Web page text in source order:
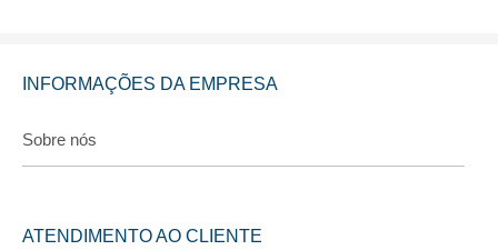
INFORMAÇÕES DA EMPRESA
Sobre nós
ATENDIMENTO AO CLIENTE